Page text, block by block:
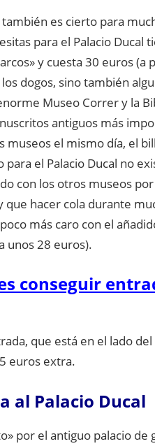
es cierto para
para el Palacio Ducal
y cuesta 30 euros (a
dogos, sino también
Museo Correr y la
antiguos más
el mismo día, el
el Palacio Ducal no
con los otros museos
hacer cola durante
más caro con el
unos 28 euros).
conseguir
que está en el lado
euros extra.
al Palacio Ducal
por el antiguo palacio de